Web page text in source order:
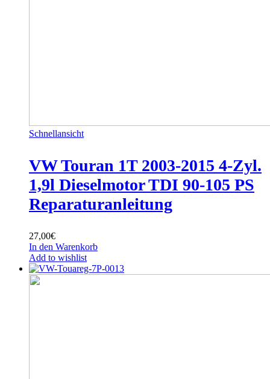
Schnellansicht
VW Touran 1T 2003-2015 4-Zyl.
1,9l Dieselmotor TDI 90-105 PS
Reparaturanleitung
27,00€
In den Warenkorb
Add to wishlist